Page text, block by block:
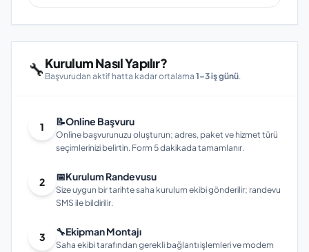
🔧Kurulum Nasıl Yapılır?
Başvurudan aktif hatta kadar ortalama 1–3 iş günü.
1 📝Online Başvuru
Online başvurunuzu oluşturun; adres, paket ve hizmet türü
seçimlerinizi belirtin. Form 5 dakikada tamamlanır.
2 📅Kurulum Randevusu
Size uygun bir tarihte saha kurulum ekibi gönderilir; randevu
SMS ile bildirilir.
3 🔧Ekipman Montajı
Saha ekibi tarafından gerekli bağlantı işlemleri ve modem